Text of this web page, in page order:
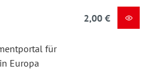
für
Europa
2,00 €